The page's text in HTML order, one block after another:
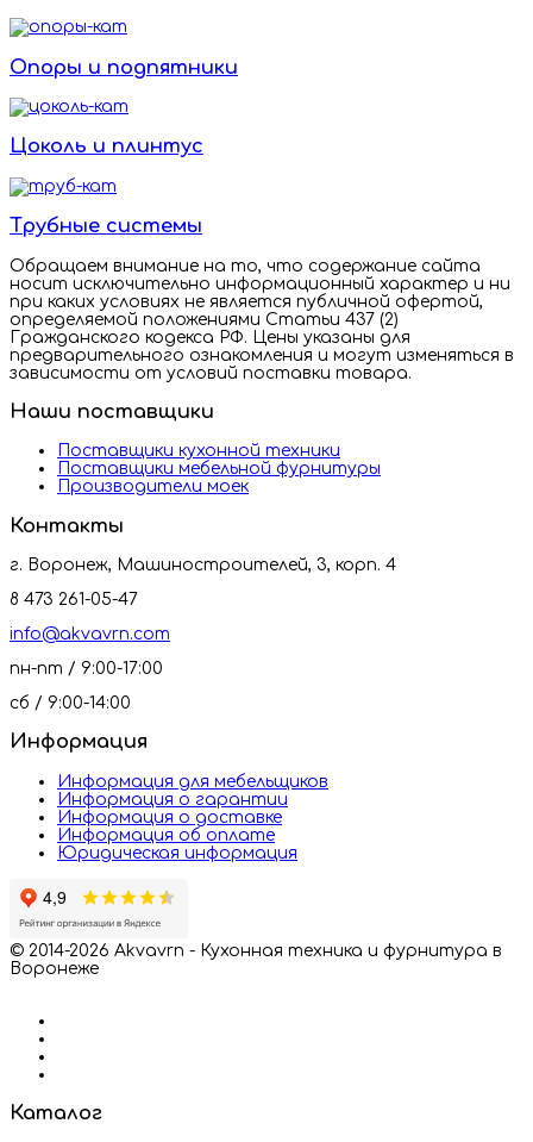
Опоры и подпятники
Цоколь и плинтус
Трубные системы
Обращаем внимание на то, что содержание сайта
носит исключительно информационный характер и ни
при каких условиях не является публичной офертой,
определяемой положениями Статьи 437 (2)
Гражданского кодекса РФ. Цены указаны для
предварительного ознакомления и могут изменяться в
зависимости от условий поставки товара.
Наши поставщики
Поставщики кухонной техники
Поставщики мебельной фурнитуры
Производители моек
Контакты
г. Воронеж, Машиностроителей, 3, корп. 4
8 473 261-05-47
info@akvavrn.com
пн-пт / 9:00-17:00
сб / 9:00-14:00
Информация
Информация для мебельщиков
Информация о гарантии
Информация о доставке
Информация об оплате
Юридическая информация
© 2014-2026 Akvavrn - Кухонная техника и фурнитура в
Воронеже
Каталог